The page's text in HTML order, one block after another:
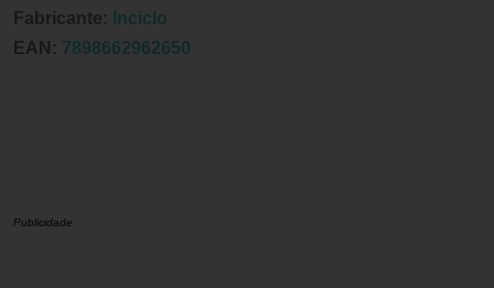
Fabricante:
Inciclo
EAN: 7898662962650
Publicidade